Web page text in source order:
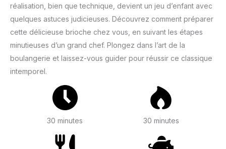
réalisation, bien que technique, devient un jeu d’enfant avec
quelques astuces judicieuses. Découvrez comment préparer
cette délicieuse brioche chez vous, en suivant les étapes
minutieuses d’un grand chef. Plongez dans l’art de la
boulangerie et laissez-vous guider pour réussir ce classique
intemporel.
30 minutes 30 minutes